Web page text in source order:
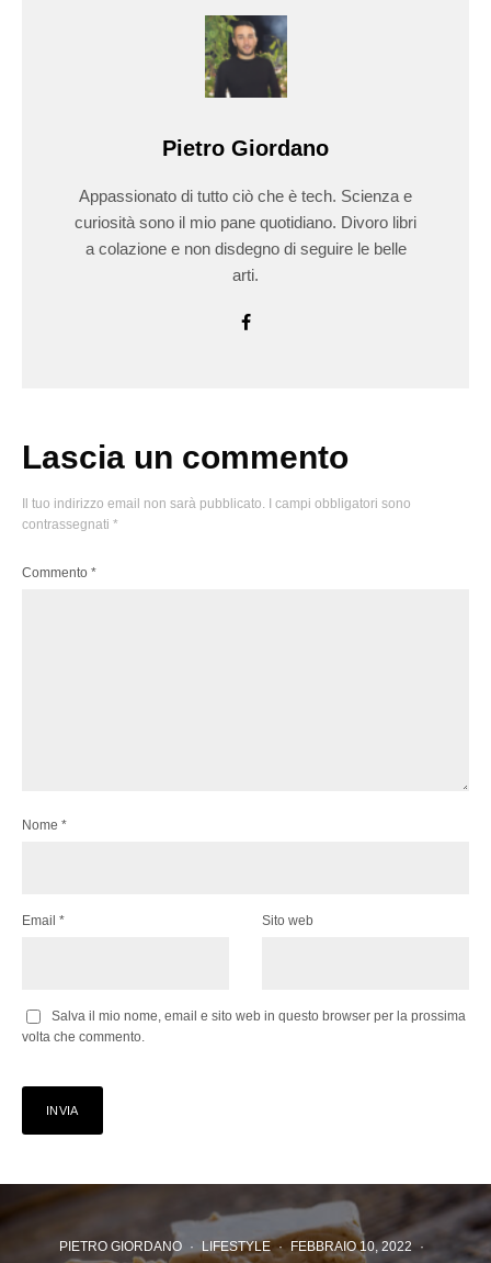
Pietro Giordano
Appassionato di tutto ciò che è tech. Scienza e
curiosità sono il mio pane quotidiano. Divoro libri
a colazione e non disdegno di seguire le belle
arti.
Lascia un commento
Il tuo indirizzo email non sarà pubblicato. I campi obbligatori sono
contrassegnati *
Commento *
Nome *
Email * Sito web
Salva il mio nome, email e sito web in questo browser per la prossima
volta che commento.
PIETRO GIORDANO · LIFESTYLE · FEBBRAIO 10, 2022 ·